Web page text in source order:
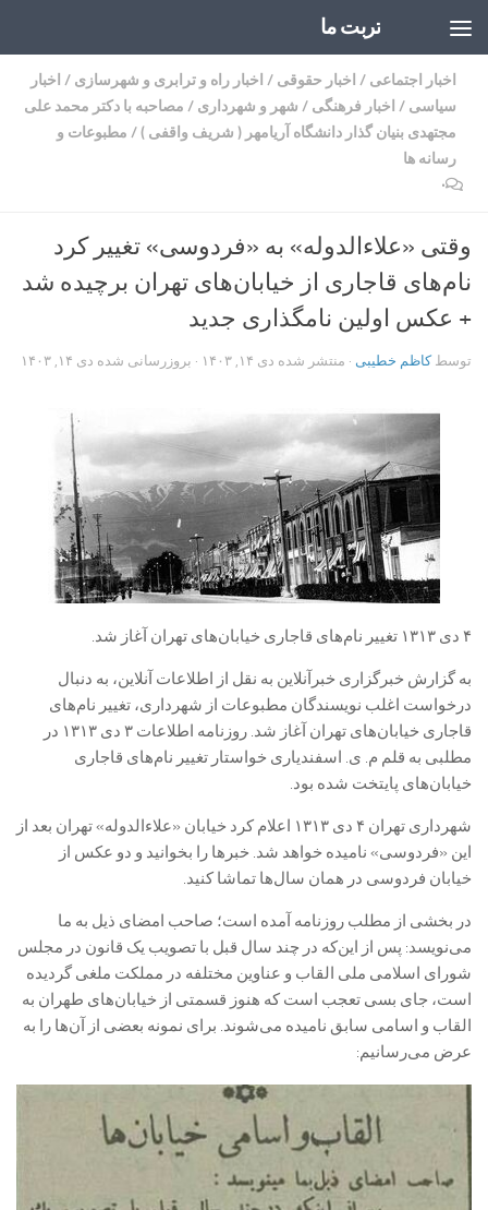
تربت ما
اخبار اجتماعی / اخبار حقوقی / اخبار راه و ترابری و شهرسازی / اخبار
سیاسی / اخبار فرهنگی / شهر و شهرداری / مصاحبه با دکتر محمد علی
مجتهدی بنیان گذار دانشگاه آریامهر ( شریف واقفی )/ مطبوعات و
رسانه ها
۰
وقتی «علاءالدوله» به «فردوسی» تغییر کرد
نام‌های قاجاری از خیابان‌های تهران برچیده شد
+ عکس اولین نامگذاری جدید
توسطکاظم خطیبی · منتشر شده دی ۱۴, ۱۴۰۳ · بروزرسانی شده دی ۱۴, ۱۴۰۳
۴ دی ۱۳۱۳ تغییر نام‌های قاجاری خیابان‌های تهران آغاز شد.
به گزارش خبرگزاری خبرآنلاین به نقل از اطلاعات آنلاین، به دنبال
درخواست‌ اغلب نویسندگان مطبوعات از شهرداری، تغییر نام‌های
قاجاری خیابان‌های تهران آغاز شد. روزنامه اطلاعات ۳ دی ۱۳۱۳ در
مطلبی به قلم م. ی. اسفندیاری خواستار تغییر نام‌های قاجاری
خیابان‌های پایتخت شده بود.
شهرداری تهران ۴ دی ۱۳۱۳ اعلام کرد خیابان «علاءالدوله» تهران بعد از
این «فردوسی» نامیده خواهد شد. خبرها را بخوانید و دو عکس از
خیابان فردوسی در همان سال‌ها تماشا کنید.
در بخشی از مطلب روزنامه آمده است؛ صاحب امضای ‌ذیل به ما
می‌نویسد: پس از این‌که در چند سال قبل با تصویب یک قانون در مجلس
شورای اسلامی ملی القاب و عناوین مختلفه در مملکت ملغی گردیده
است، جای بسی تعجب است که هنوز قسمتی از خیابان‌های طهران به
القاب و اسامی سابق نامیده می‌شوند. برای نمونه بعضی از آن‌ها را به
عرض می‌رسانیم: